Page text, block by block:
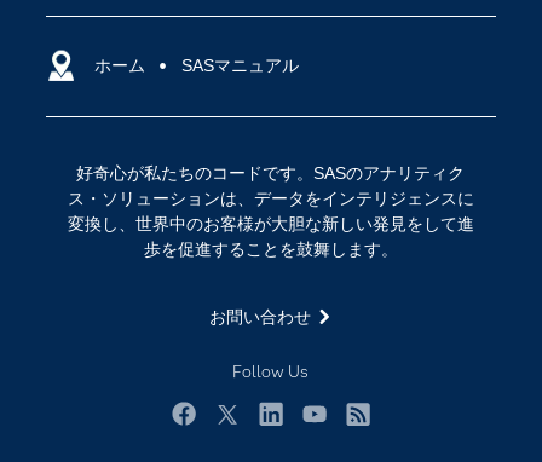
ホーム SASマニュアル
好奇心が私たちのコードです。SASのアナリティク
ス・ソリューションは、データをインテリジェンスに
変換し、世界中のお客様が大胆な新しい発見をして進
歩を促進することを鼓舞します。
お問い合わせ
Follow Us
SASを選ぶ理由
アクセシビリティ
サポート
ソリューション
トレーニング
ビデオチュートリアル
企業
クラウド・コンピューティング
IoT